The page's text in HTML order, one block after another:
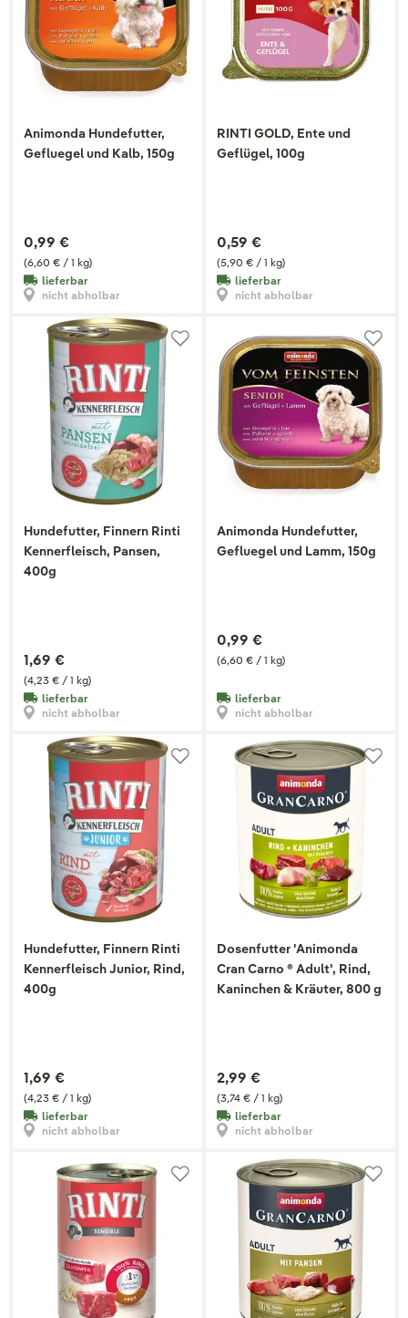
Animonda Hundefutter,
Gefluegel und Kalb, 150g
(6,60 € / 1 kg)
0,99 €
lieferbar
nicht abholbar
RINTI GOLD, Ente und
Geflügel, 100g
(5,90 € / 1 kg)
0,59 €
lieferbar
nicht abholbar
Hundefutter, Finnern Rinti
Kennerfleisch, Pansen,
400g
(4,23 € / 1 kg)
1,69 €
lieferbar
nicht abholbar
Animonda Hundefutter,
Gefluegel und Lamm, 150g
(6,60 € / 1 kg)
0,99 €
lieferbar
nicht abholbar
Hundefutter, Finnern Rinti
Kennerfleisch Junior, Rind,
400g
(4,23 € / 1 kg)
1,69 €
lieferbar
nicht abholbar
Dosenfutter 'Animonda
Cran Carno ® Adult', Rind,
Kaninchen & Kräuter, 800 g
(3,74 € / 1 kg)
2,99 €
lieferbar
nicht abholbar